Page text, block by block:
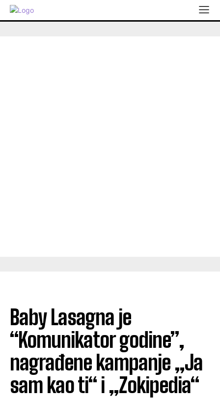
Baby Lasagna je
“Komunikator godine”,
nagrađene kampanje „Ja
sam kao ti“ i „Zokipedia“